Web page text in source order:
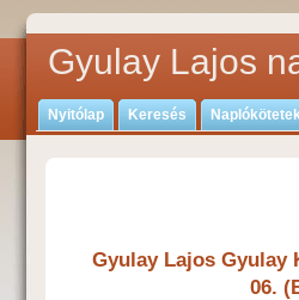
Gyulay Lajos
Nyitólap Keresés
Gyulay Lajos Gyulay
06.